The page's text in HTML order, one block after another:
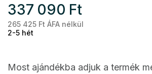
337 090 Ft
265 425 Ft ÁFA nélkül
2-5 hét
Most ajándékba adjuk a termék